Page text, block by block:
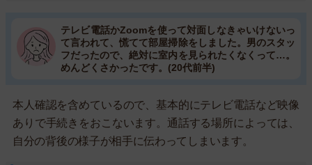
テレビ電話かZoomを使って対面しなきゃいけないっ
て言われて、慌てて部屋掃除をしました。男のスタッ
フだったので、絶対に室内を見られたくなくって…。
めんどくさかったです。(20代前半)
本人確認を含めているので、基本的にテレビ電話など映像
ありで手続きをおこないます。通話する場所によっては、
自分の背後の様子が相手に伝わってしまいます。